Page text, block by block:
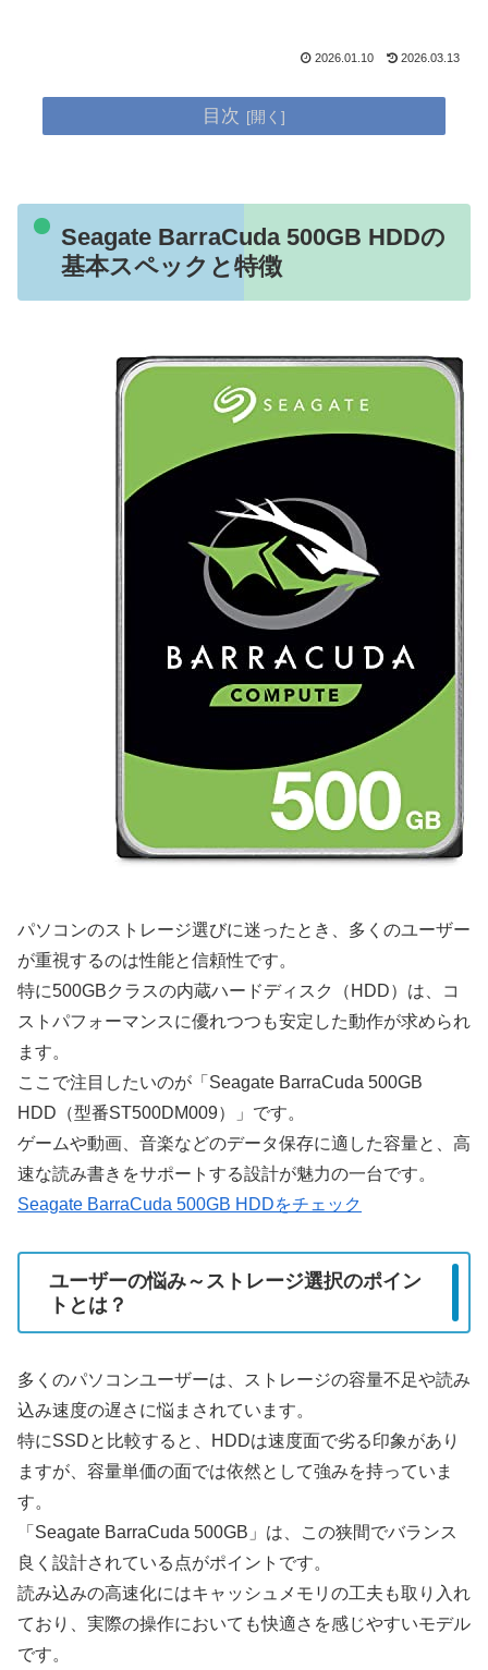
2026.01.10 2026.03.13
目次
Seagate BarraCuda 500GB HDDの
基本スペックと特徴
パソコンのストレージ選びに迷ったとき、多くのユーザー
が重視するのは性能と信頼性です。
特に500GBクラスの内蔵ハードディスク（HDD）は、コ
ストパフォーマンスに優れつつも安定した動作が求められ
ます。
ここで注目したいのが「Seagate BarraCuda 500GB
HDD（型番ST500DM009）」です。
ゲームや動画、音楽などのデータ保存に適した容量と、高
速な読み書きをサポートする設計が魅力の一台です。
Seagate BarraCuda 500GB HDDをチェック
ユーザーの悩み～ストレージ選択のポイン
トとは？
多くのパソコンユーザーは、ストレージの容量不足や読み
込み速度の遅さに悩まされています。
特にSSDと比較すると、HDDは速度面で劣る印象があり
ますが、容量単価の面では依然として強みを持っていま
す。
「Seagate BarraCuda 500GB」は、この狭間でバランス
良く設計されている点がポイントです。
読み込みの高速化にはキャッシュメモリの工夫も取り入れ
ており、実際の操作においても快適さを感じやすいモデル
です。